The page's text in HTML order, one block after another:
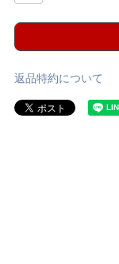
返品特約について